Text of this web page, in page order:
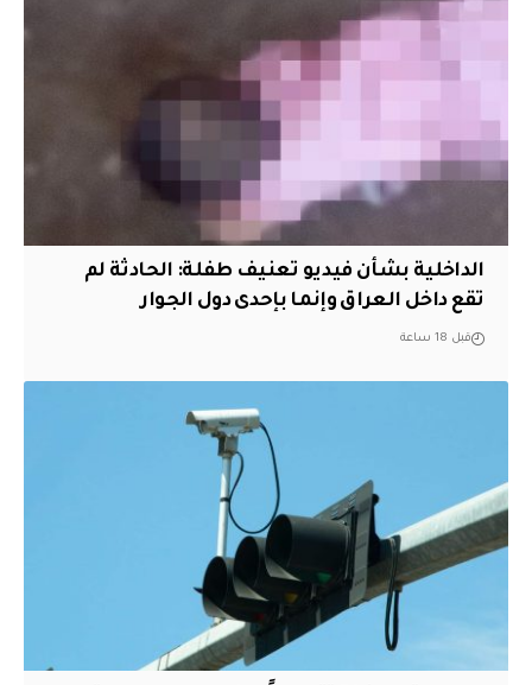
الداخلية بشأن فيديو تعنيف طفلة: الحادثة لم
تقع داخل العراق وإنما بإحدى دول الجوار
قبل 18 ساعة